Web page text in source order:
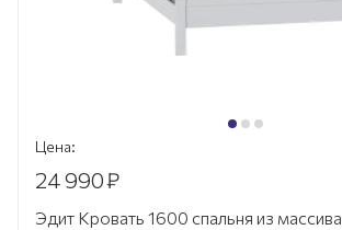
Цена:
24 990₽
Эдит Кровать 1600 спальня из массива